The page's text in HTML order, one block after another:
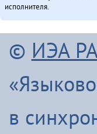
исполнителя.
© ИЭА
в